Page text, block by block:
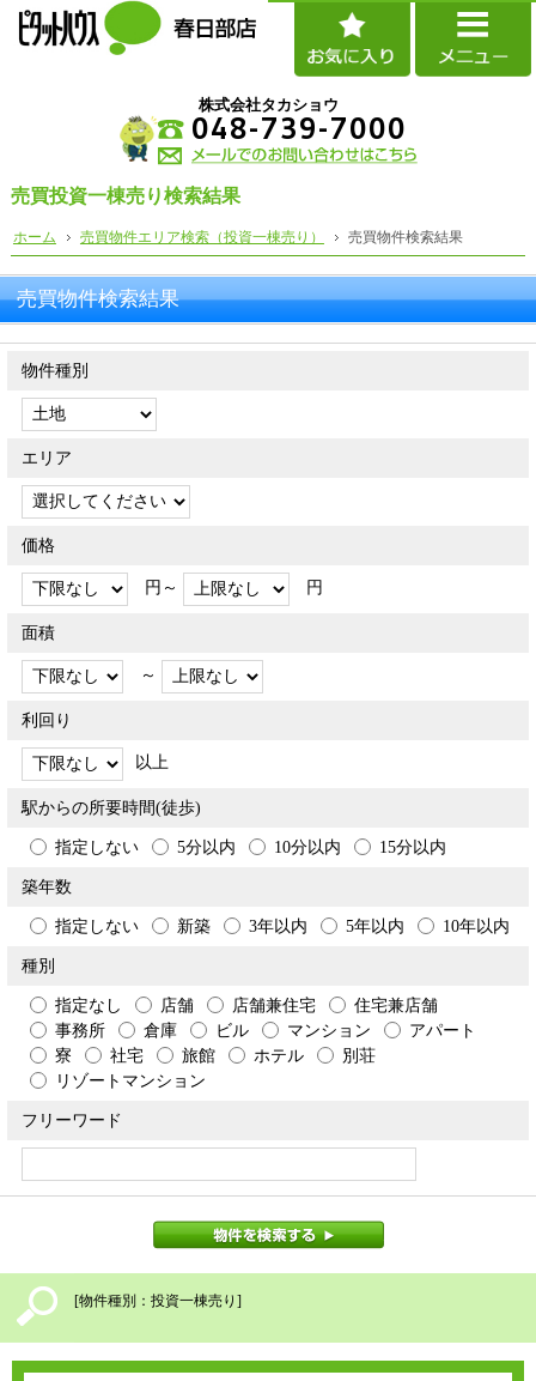
株式会社タカショウ
048-739-7000
売買投資一棟売り検索結果
ホーム 売買物件エリア検索（投資一棟売り） 売買物件検索結果
売買物件検索結果
物件種別
エリア
価格
円～ 円
面積
～
利回り
以上
駅からの所要時間(徒歩)
指定しない 5分以内 10分以内 15分以内
築年数
指定しない 新築 3年以内 5年以内 10年以内
種別
指定なし 店舗 店舗兼住宅
住宅兼店舗
事務所
倉庫 ビル マンション
アパート
寮
社宅 旅館 ホテル
別荘
リゾートマンション
フリーワード
[物件種別：投資一棟売り]